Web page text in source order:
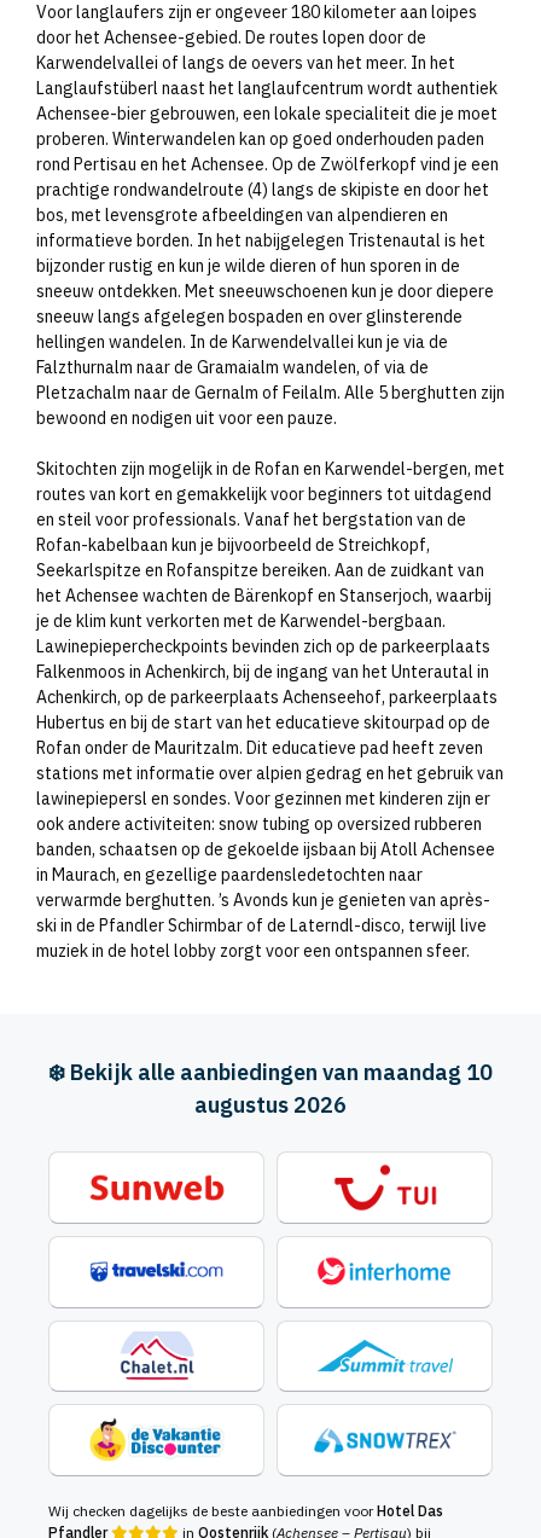
Voor langlaufers zijn er ongeveer 180 kilometer aan loipes
door het Achensee-gebied. De routes lopen door de
Karwendelvallei of langs de oevers van het meer. In het
Langlaufstüberl naast het langlaufcentrum wordt authentiek
Achensee-bier gebrouwen, een lokale specialiteit die je moet
proberen. Winterwandelen kan op goed onderhouden paden
rond Pertisau en het Achensee. Op de Zwölferkopf vind je een
prachtige rondwandelroute (4) langs de skipiste en door het
bos, met levensgrote afbeeldingen van alpendieren en
informatieve borden. In het nabijgelegen Tristenautal is het
bijzonder rustig en kun je wilde dieren of hun sporen in de
sneeuw ontdekken. Met sneeuwschoenen kun je door diepere
sneeuw langs afgelegen bospaden en over glinsterende
hellingen wandelen. In de Karwendelvallei kun je via de
Falzthurnalm naar de Gramaialm wandelen, of via de
Pletzachalm naar de Gernalm of Feilalm. Alle 5 berghutten zijn
bewoond en nodigen uit voor een pauze.
Skitochten zijn mogelijk in de Rofan en Karwendel-bergen, met
routes van kort en gemakkelijk voor beginners tot uitdagend
en steil voor professionals. Vanaf het bergstation van de
Rofan-kabelbaan kun je bijvoorbeeld de Streichkopf,
Seekarlspitze en Rofanspitze bereiken. Aan de zuidkant van
het Achensee wachten de Bärenkopf en Stanserjoch, waarbij
je de klim kunt verkorten met de Karwendel-bergbaan.
Lawinepiepercheckpoints bevinden zich op de parkeerplaats
Falkenmoos in Achenkirch, bij de ingang van het Unterautal in
Achenkirch, op de parkeerplaats Achenseehof, parkeerplaats
Hubertus en bij de start van het educatieve skitourpad op de
Rofan onder de Mauritzalm. Dit educatieve pad heeft zeven
stations met informatie over alpien gedrag en het gebruik van
lawinepiepersl en sondes. Voor gezinnen met kinderen zijn er
ook andere activiteiten: snow tubing op oversized rubberen
banden, schaatsen op de gekoelde ijsbaan bij Atoll Achensee
in Maurach, en gezellige paardensledetochten naar
verwarmde berghutten. ’s Avonds kun je genieten van après-
ski in de Pfandler Schirmbar of de Laterndl-disco, terwijl live
muziek in de hotel lobby zorgt voor een ontspannen sfeer.
❄️ Bekijk alle aanbiedingen van maandag 10
augustus 2026
Wij checken dagelijks de beste aanbiedingen voorHotel Das
Pfandler
in Oostenrijk (Achensee – Pertisau) bij